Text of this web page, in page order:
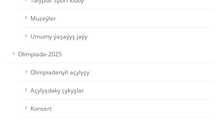
Muzeýler
Umumy ýaşaýyş jaýy
Olimpiada-2025
Olimpiadanyň açylyşy
Açylyşdaky çykyşlar
Konsert